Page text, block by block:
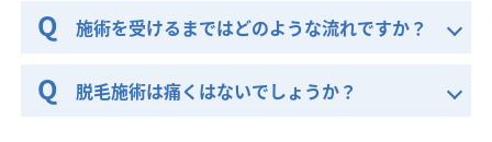
施術を受けるまではどのような流れですか？
脱毛施術は痛くはないでしょうか？